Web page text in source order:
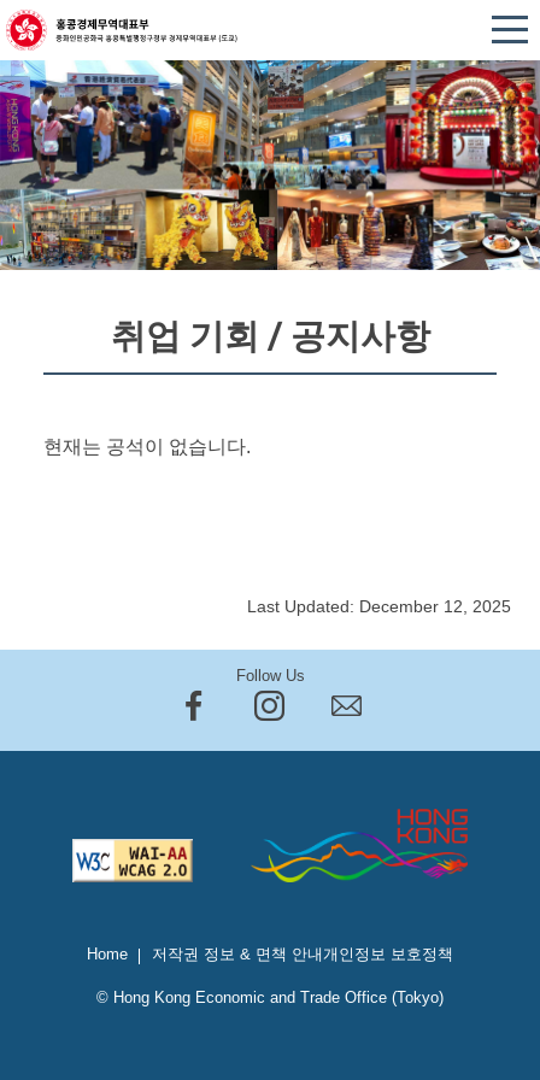
취업 기회 / 공지사항
현재는 공석이 없습니다.
Last Updated: December 12, 2025
Follow Us
Home 저작권 정보 & 면책 안내 개인정보 보호정책
© Hong Kong Economic and Trade Office (Tokyo)